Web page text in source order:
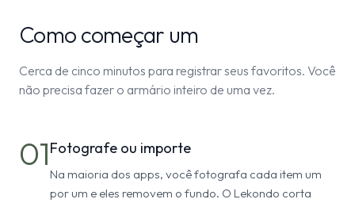
Como começar um
Cerca de cinco minutos para registrar seus favoritos. Você
não precisa fazer o armário inteiro de uma vez.
01Fotografe ou importe
Na maioria dos apps, você fotografa cada item um
por um e eles removem o fundo. O Lekondo corta